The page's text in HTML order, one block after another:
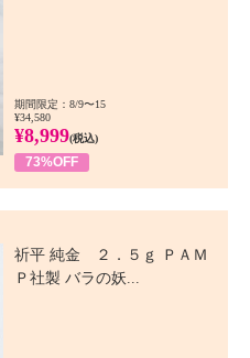
期間限定：8/9〜15
¥34,580
¥8,999(税込)
73%OFF
祈平 純金 ２．５ｇ ＰＡＭ
Ｐ社製 バラの妖...